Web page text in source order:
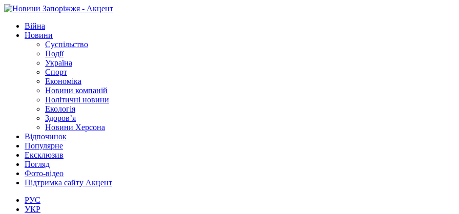
Війна
Новини
Суспільство
Події
Україна
Спорт
Економіка
Новини компаній
Політичні новини
Екологія
Здоров’я
Новини Херсона
Відпочинок
Популярне
Ексклюзив
Погляд
Фото-відео
Підтримка сайту Акцент
РУС
УКР